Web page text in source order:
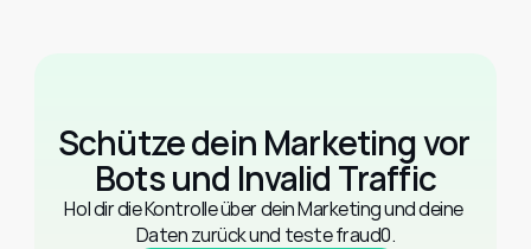
Schütze dein Marketing vor
Bots und Invalid Traffic
Hol dir die Kontrolle über dein Marketing und deine
Daten zurück und teste fraud0.